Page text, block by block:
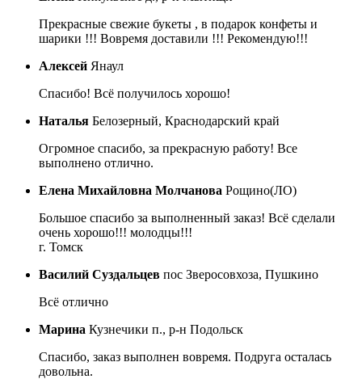
Прекрасные свежие букеты , в подарок конфеты и
шарики !!! Вовремя доставили !!! Рекомендую!!!
Алексей Янаул
Спасибо! Всё получилось хорошо!
Наталья Белозерный, Краснодарский край
Огромное спасибо, за прекрасную работу! Все
выполнено отлично.
Елена Михайловна Молчанова Рощино(ЛО)
Большое спасибо за выполненный заказ! Всё сделали
очень хорошо!!! молодцы!!!
г. Томск
Василий Суздальцев пос Зверосовхоза, Пушкино
Всё отлично
Марина Кузнечики п., р-н Подольск
Спасибо, заказ выполнен вовремя. Подруга осталась
довольна.